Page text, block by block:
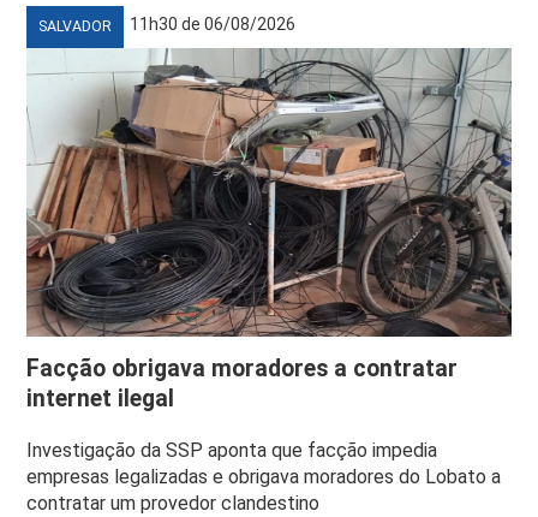
SALVADOR 11h30 de 06/08/2026
Facção obrigava moradores a contratar
internet ilegal
Investigação da SSP aponta que facção impedia
empresas legalizadas e obrigava moradores do Lobato a
contratar um provedor clandestino